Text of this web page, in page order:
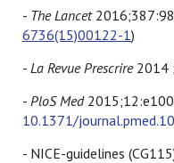
- The Lancet
6736(15)00122-1)
- La Revue Prescrire2014
- PloS Med
10.1371/
- NICE-guidelines